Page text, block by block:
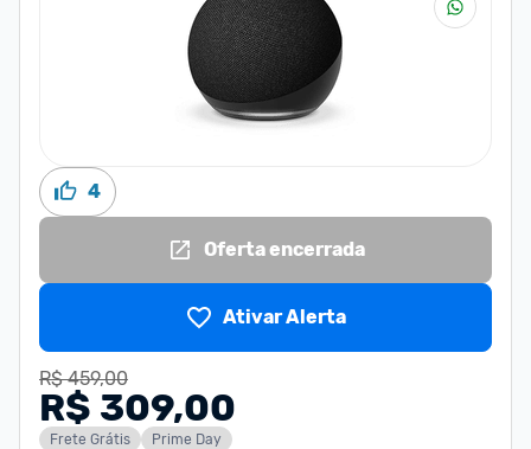
4
Oferta encerrada
Ativar Alerta
R$ 459,00
R$ 309,00
Frete Grátis Prime Day